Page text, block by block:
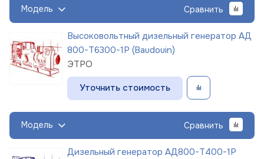
Модель Сравнить
Высоковольтный дизельный генератор АД
800-Т6300-1Р (Baudouin)
ЭТРО
Уточнить стоимость
Модель Сравнить
Дизельный генератор АД800-Т400-1Р